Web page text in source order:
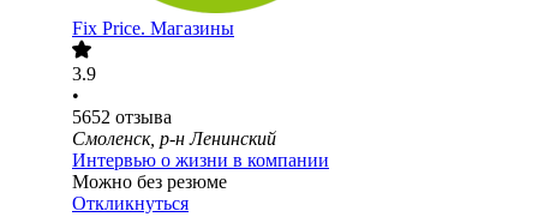
Fix Price. Магазины
3.9
•
5652 отзыва
Смоленск, р-н Ленинский
Интервью о жизни в компании
Можно без резюме
Откликнуться